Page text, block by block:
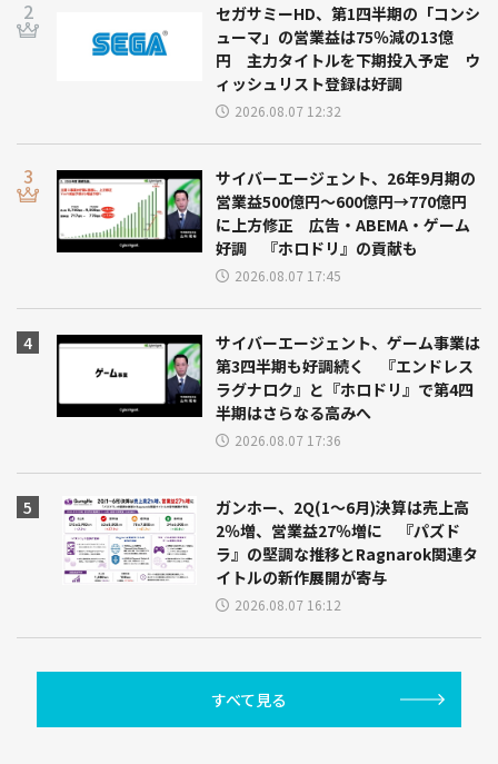
セガサミーHD、第1四半期の「コンシ
ューマ」の営業益は75％減の13億
円 主力タイトルを下期投入予定 ウ
ィッシュリスト登録は好調
2026.08.07 12:32
サイバーエージェント、26年9月期の
営業益500億円～600億円→770億円
に上方修正 広告・ABEMA・ゲーム
好調 『ホロドリ』の貢献も
2026.08.07 17:45
サイバーエージェント、ゲーム事業は
第3四半期も好調続く 『エンドレス
ラグナロク』と『ホロドリ』で第4四
半期はさらなる高みへ
2026.08.07 17:36
ガンホー、2Q(1～6月)決算は売上高
2％増、営業益27％増に 『パズド
ラ』の堅調な推移とRagnarok関連タ
イトルの新作展開が寄与
2026.08.07 16:12
すべて見る